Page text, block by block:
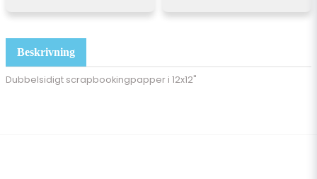
Beskrivning
Dubbelsidigt scrapbookingpapper i 12x12"